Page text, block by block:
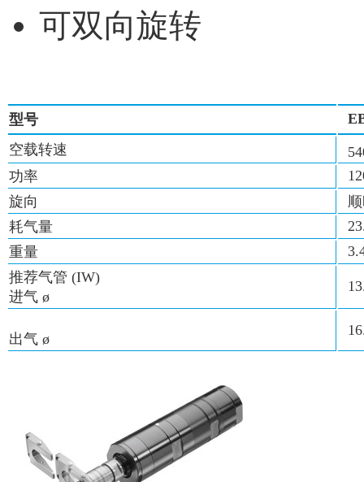
可双向旋转
型号
空载转速
功率
旋向
耗气量
重量
推荐气管 (IW)
进气 ø
出气 ø